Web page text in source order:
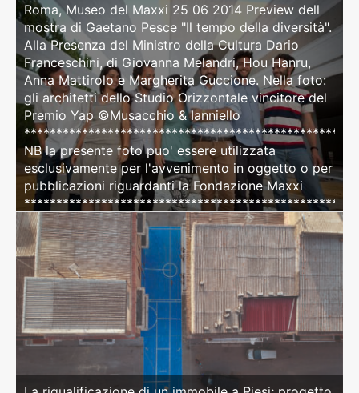
Roma, Museo del Maxxi 25 06 2014 Preview dell
mostra di Gaetano Pesce "Il tempo della diversità".
Alla Presenza del Ministro della Cultura Dario
Franceschini, di Giovanna Melandri, Hou Hanru,
Anna Mattirolo e Margherita Guccione. Nella foto:
gli architetti dello Studio Orizzontale vincitore del
Premio Yap ©Musacchio & Ianniello
NB la presente foto puo' essere utilizzata
esclusivamente per l'avvenimento in oggetto o per
pubblicazioni riguardanti la Fondazione Maxxi